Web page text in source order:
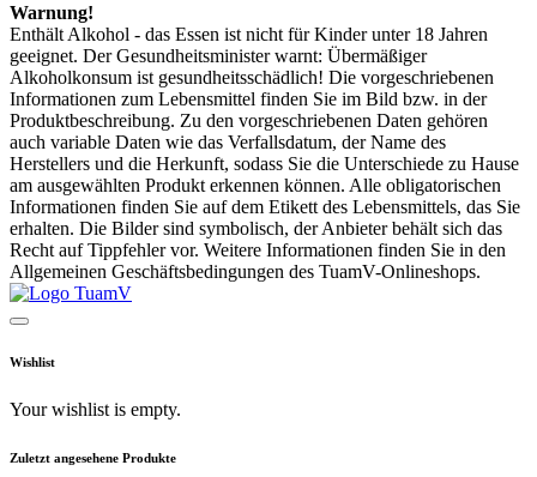
Warnung!
Enthält Alkohol - das Essen ist nicht für Kinder unter 18 Jahren
geeignet. Der Gesundheitsminister warnt: Übermäßiger
Alkoholkonsum ist gesundheitsschädlich! Die vorgeschriebenen
Informationen zum Lebensmittel finden Sie im Bild bzw. in der
Produktbeschreibung. Zu den vorgeschriebenen Daten gehören
auch variable Daten wie das Verfallsdatum, der Name des
Herstellers und die Herkunft, sodass Sie die Unterschiede zu Hause
am ausgewählten Produkt erkennen können. Alle obligatorischen
Informationen finden Sie auf dem Etikett des Lebensmittels, das Sie
erhalten. Die Bilder sind symbolisch, der Anbieter behält sich das
Recht auf Tippfehler vor. Weitere Informationen finden Sie in den
Allgemeinen Geschäftsbedingungen des TuamV-Onlineshops.
Wishlist
Your wishlist is empty.
Zuletzt angesehene Produkte